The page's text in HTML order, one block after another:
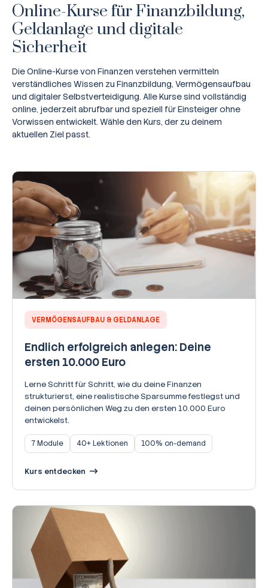
Online Kurse
Online-Kurse für Finanzbildung,
Geldanlage und digitale
Sicherheit
Die Online-Kurse von Finanzen verstehen vermitteln
verständliches Wissen zu Finanzbildung, Vermögensaufbau
und digitaler Selbstverteidigung. Alle Kurse sind vollständig
online, jederzeit abrufbar und speziell für Einsteiger ohne
Vorwissen entwickelt. Wähle den Kurs, der zu deinem
aktuellen Ziel passt.
VERMÖGENSAUFBAU & GELDANLAGE
Endlich erfolgreich anlegen: Deine
ersten 10.000 Euro
Lerne Schritt für Schritt, wie du deine Finanzen
strukturierst, eine realistische Sparsumme festlegst und
deinen persönlichen Weg zu den ersten 10.000 Euro
entwickelst.
7 Module 40+ Lektionen 100% on-demand
Kurs entdecken